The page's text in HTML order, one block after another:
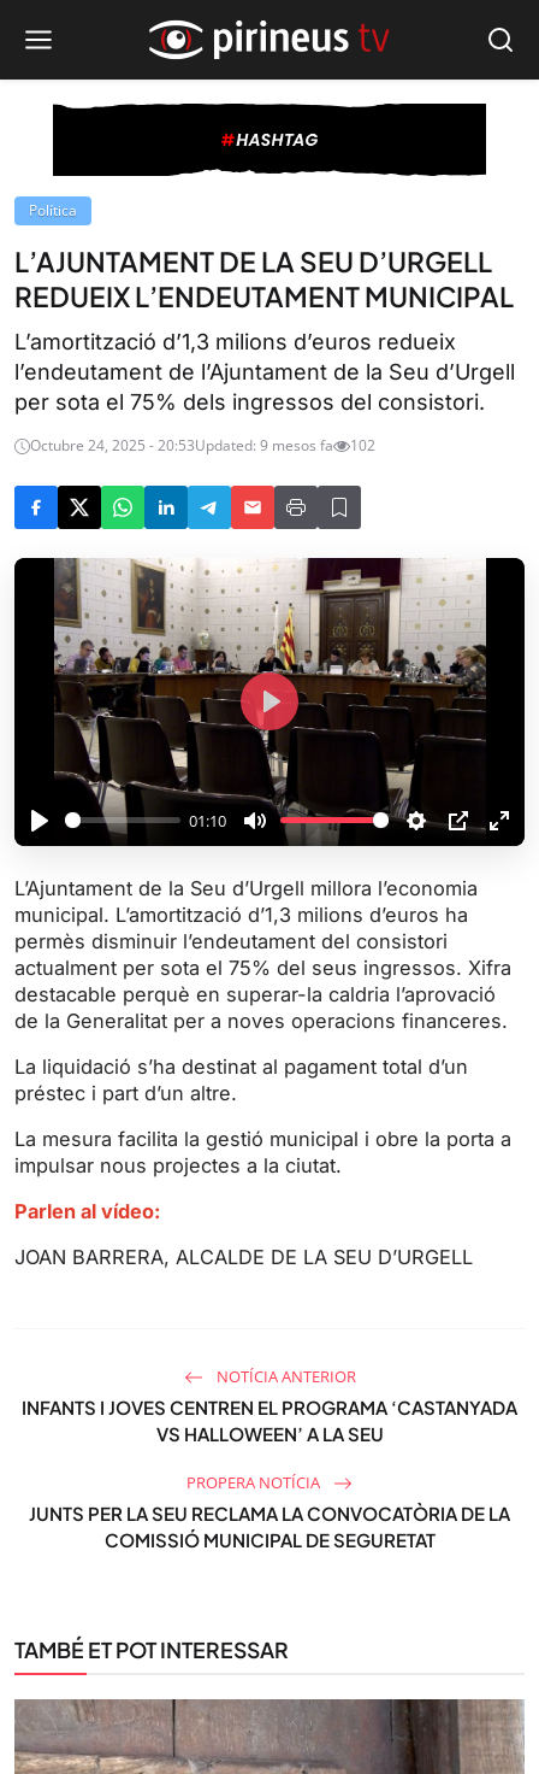
Política
L’AJUNTAMENT DE LA SEU D’URGELL
REDUEIX L’ENDEUTAMENT MUNICIPAL
L’amortització d’1,3 milions d’euros redueix
l’endeutament de l’Ajuntament de la Seu d’Urgell
per sota el 75% dels ingressos del consistori.
Octubre 24, 2025 - 20:53Updated: 9 mesos fa 102
P
l
a
y
01:10
M
u
t
e
S
t
t
i
n
g
s
P
P
E
r
u
c
P
l
a
y
L’Ajuntament de la Seu d’Urgell millora l’economia
municipal. L’amortització d’1,3 milions d’euros ha
permès disminuir l’endeutament del consistori
actualment per sota el 75% del seus ingressos. Xifra
destacable perquè en superar-la caldria l’aprovació
de la Generalitat per a noves operacions financeres.
La liquidació s’ha destinat al pagament total d’un
préstec i part d’un altre.
La mesura facilita la gestió municipal i obre la porta a
impulsar nous projectes a la ciutat.
Parlen al vídeo:
JOAN BARRERA, ALCALDE DE LA SEU D’URGELL
NOTÍCIA ANTERIOR
INFANTS I JOVES CENTREN EL PROGRAMA ‘CASTANYADA
VS HALLOWEEN’ A LA SEU
PROPERA NOTÍCIA
JUNTS PER LA SEU RECLAMA LA CONVOCATÒRIA DE LA
COMISSIÓ MUNICIPAL DE SEGURETAT
TAMBÉ ET POT INTERESSAR